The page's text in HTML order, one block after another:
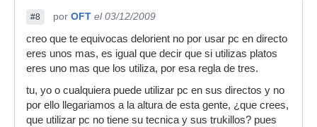
#8 por OFT el 03/12/2009
creo que te equivocas delorient no por usar pc en directo
eres unos mas, es igual que decir que si utilizas platos
eres uno mas que los utiliza, por esa regla de tres.
tu, yo o cualquiera puede utilizar pc en sus directos y no
por ello llegariamos a la altura de esta gente, ¿que crees,
que utilizar pc no tiene su tecnica y sus trukillos? pues